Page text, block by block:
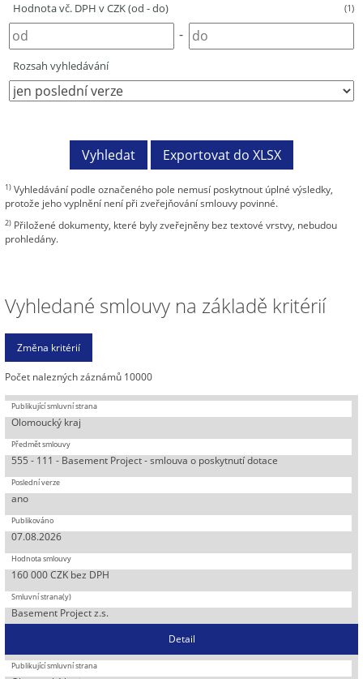
Hodnota vč. DPH v CZK (od - do) (1)
-
Rozsah vyhledávání
1) Vyhledávání podle označeného pole nemusí poskytnout úplné výsledky,
protože jeho vyplnění není při zveřejňování smlouvy povinné.
2) Přiložené dokumenty, které byly zveřejněny bez textové vrstvy, nebudou
prohledány.
Vyhledané smlouvy na základě kritérií
Počet nalezných záznámů 10000
Olomoucký kraj
555 - 111 - Basement Project - smlouva o poskytnutí dotace
ano
07.08.2026
160 000 CZK bez DPH
Basement Project z.s.
Detail